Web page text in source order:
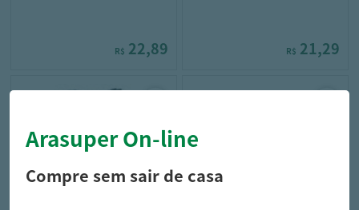
R$ 22,89 R$ 21,29
Arasuper On-line
Compre sem sair de casa